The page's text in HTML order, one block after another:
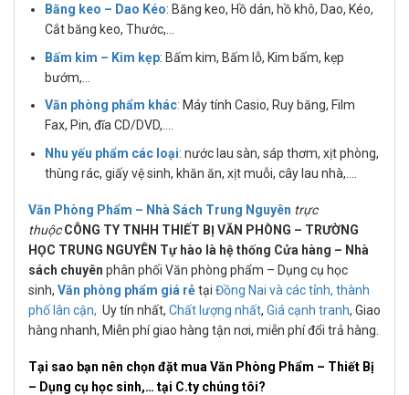
Băng keo – Dao Kéo: Băng keo, Hồ dán, hồ khô, Dao, Kéo,
Cắt băng keo, Thước,…
Bấm kim – Kim kẹp: Bấm kim, Bấm lỗ, Kim bấm, kẹp
bướm,…
Văn phòng phẩm khác: Máy tính Casio, Ruy băng, Film
Fax, Pin, đĩa CD/DVD,….
Nhu yếu phẩm các loại: nước lau sàn, sáp thơm, xịt phòng,
thùng rác, giấy vệ sinh, khăn ăn, xịt muỗi, cây lau nhà,….
Văn Phòng Phẩm – Nhà Sách Trung Nguyên trực
thuộcCÔNG TY TNHH THIẾT BỊ VĂN PHÒNG – TRƯỜNG
HỌC TRUNG NGUYÊN Tự hào là hệ thống Cửa hàng – Nhà
sách chuyên phân phối Văn phòng phẩm – Dụng cụ học
sinh, Văn phòng phẩm giá rẻtại Đồng Nai và các tỉnh, thành
phố lân cận, Uy tín nhất, Chất lượng nhất, Giá cạnh tranh, Giao
hàng nhanh, Miễn phí giao hàng tận nơi, miễn phí đổi trả hàng.
Tại sao bạn nên chọn đặt mua Văn Phòng Phẩm – Thiết Bị
– Dụng cụ học sinh,… tại C.ty chúng tôi?